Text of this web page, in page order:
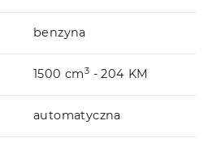
benzyna
1500 cm3 - 204 KM
automatyczna